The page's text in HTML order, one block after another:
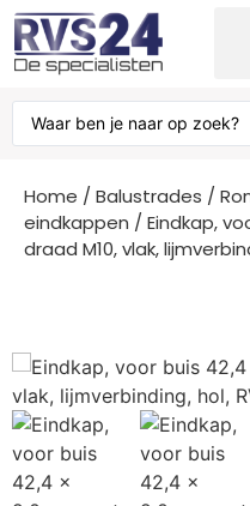
Home /Balustrades /
eindkappen / Eindkap,
draad M10, vlak,